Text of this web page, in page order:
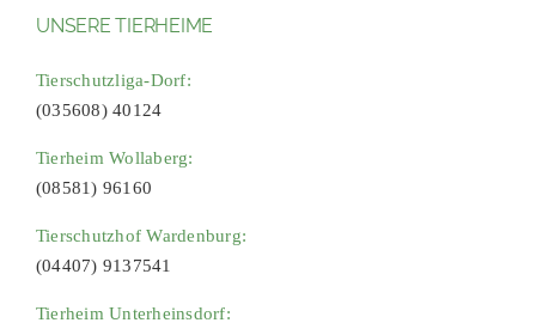
UNSERE TIERHEIME
Tierschutzliga-Dorf:
(035608) 40124
Tierheim Wollaberg:
(08581) 96160
Tierschutzhof Wardenburg:
(04407) 9137541
Tierheim Unterheinsdorf: